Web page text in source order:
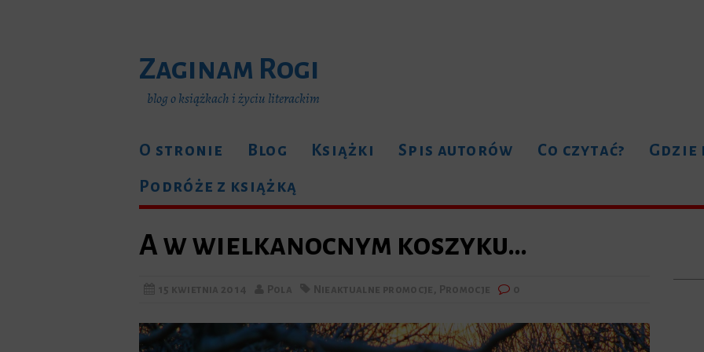
Zaginam Rogi
blog o książkach i życiu literackim
O stronie Blog Książki Spis autorów Co czytać?
Gdzie
Podróże z książką
A w wielkanocnym koszyku…